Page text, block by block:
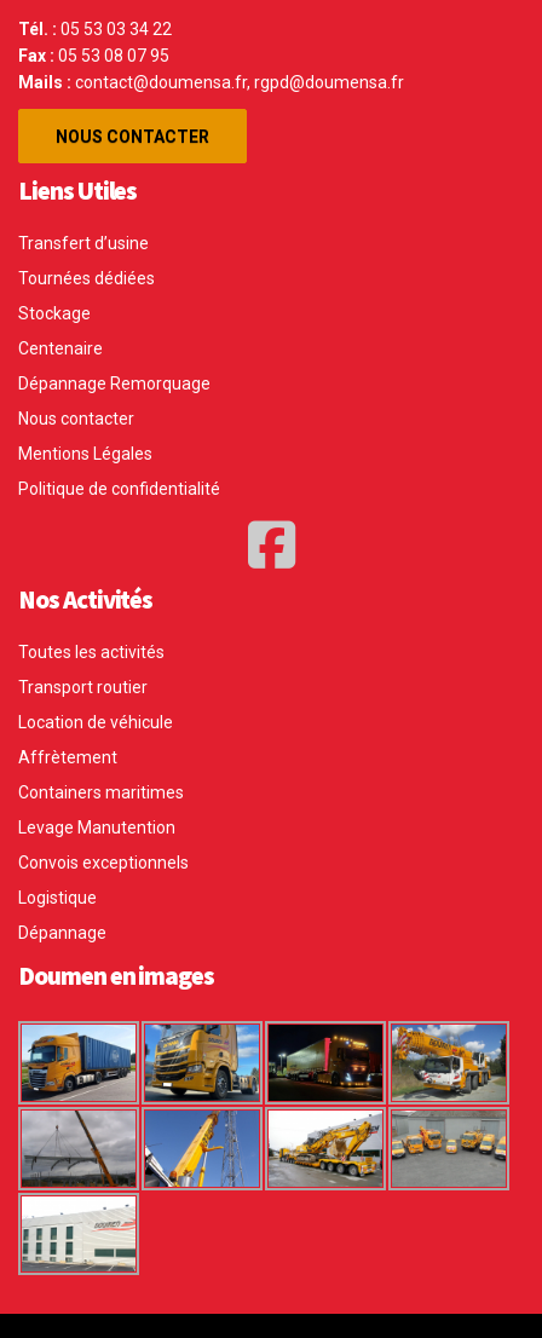
Tél. : 05 53 03 34 22
Fax : 05 53 08 07 95
Mails : contact@doumensa.fr, rgpd@doumensa.fr
NOUS CONTACTER
Liens Utiles
Transfert d’usine
Tournées dédiées
Stockage
Centenaire
Dépannage Remorquage
Nous contacter
Mentions Légales
Politique de confidentialité
Nos Activités
Toutes les activités
Transport routier
Location de véhicule
Affrètement
Containers maritimes
Levage Manutention
Convois exceptionnels
Logistique
Dépannage
Doumen en images